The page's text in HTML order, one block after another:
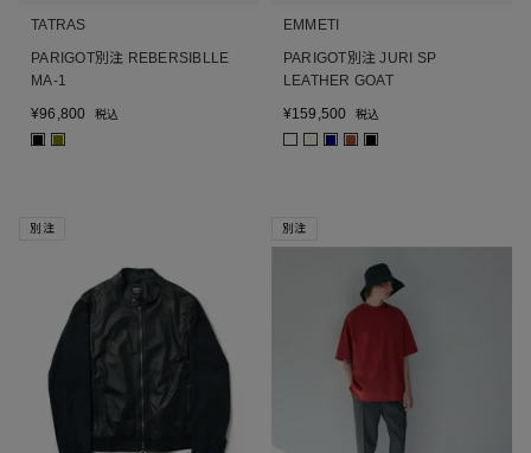
TATRAS
PARIGOT別注 REBERSIBLLE
MA-1
¥96,800 税込
■ ■
EMMETI
PARIGOT別注 JURI SP
LEATHER GOAT
¥159,500 税込
■ ■ ■
別注 別注